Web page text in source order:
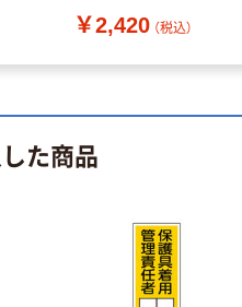
￥2,420 （税込）
た商品